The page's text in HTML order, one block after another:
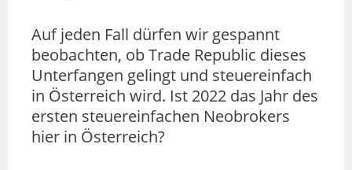
Auf jeden Fall dürfen wir gespannt
beobachten, ob Trade Republic dieses
Unterfangen gelingt und steuereinfach
in Österreich wird. Ist 2022 das Jahr des
ersten steuereinfachen Neobrokers
hier in Österreich?